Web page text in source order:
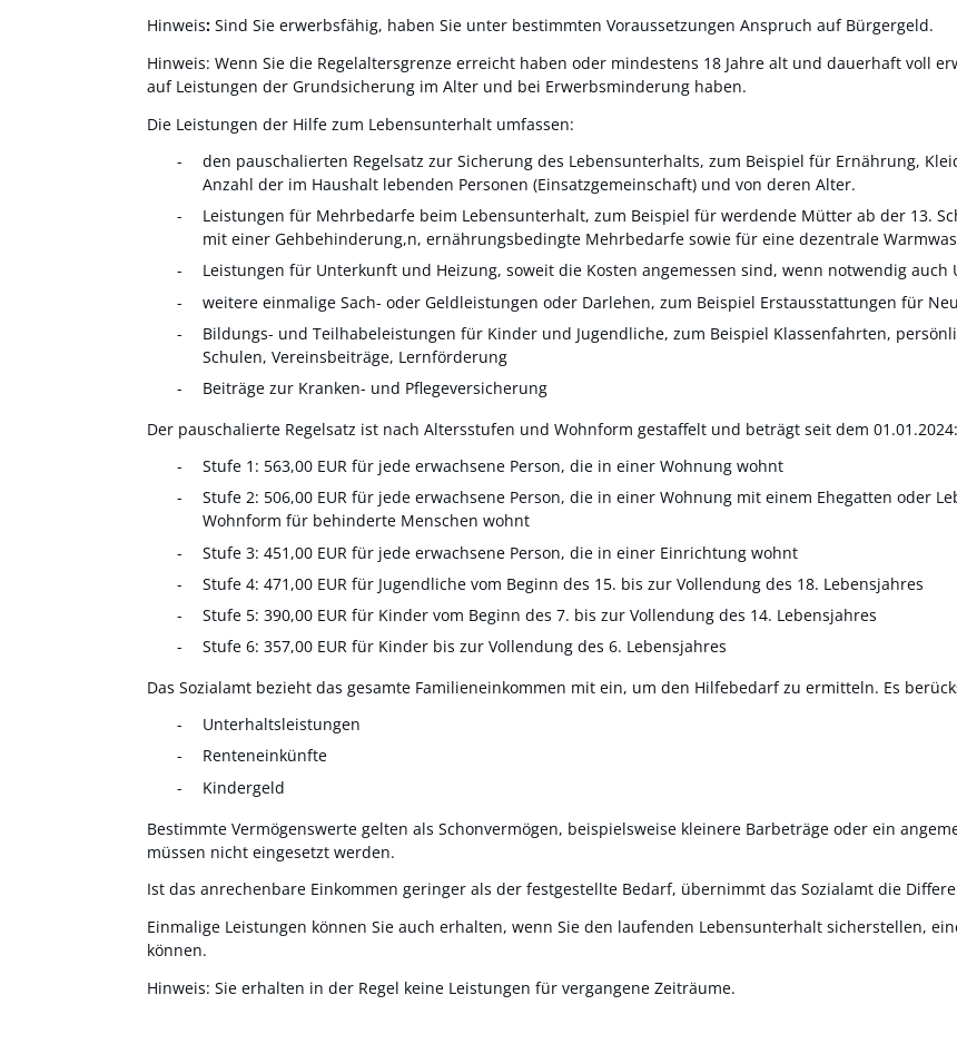
Hinweis: Sind Sie erwerbsfähig, haben Sie unter bestimmten Voraussetzungen Anspruch auf Bürgergeld.
Hinweis: Wenn Sie die Regelaltersgrenze erreicht haben oder mindestens 18 Jahre alt und dauerhaft voll
auf Leistungen der Grundsicherung im Alter und bei Erwerbsminderung haben.
Die Leistungen der Hilfe zum Lebensunterhalt umfassen:
den pauschalierten Regelsatz zur Sicherung des Lebensunterhalts, zum Beispiel für Ernährung,
Anzahl der im Haushalt lebenden Personen (Einsatzgemeinschaft) und von deren Alter.
Leistungen für Mehrbedarfe beim Lebensunterhalt, zum Beispiel für werdende Mütter ab der 13.
mit einer Gehbehinderung,n, ernährungsbedingte Mehrbedarfe sowie für eine dezentrale
Leistungen für Unterkunft und Heizung, soweit die Kosten angemessen sind, wenn notwendig auch
weitere einmalige Sach- oder Geldleistungen oder Darlehen, zum Beispiel Erstausstattungen für
Bildungs- und Teilhabeleistungen für Kinder und Jugendliche, zum Beispiel Klassenfahrten,
Schulen, Vereinsbeiträge, Lernförderung
Beiträge zur Kranken- und Pflegeversicherung
Der pauschalierte Regelsatz ist nach Altersstufen und Wohnform gestaffelt und beträgt seit dem 01.01.2024:
Stufe 1: 563,00 EUR für jede erwachsene Person, die in einer Wohnung wohnt
Stufe 2: 506,00 EUR für jede erwachsene Person, die in einer Wohnung mit einem Ehegatten oder
Wohnform für behinderte Menschen wohnt
Stufe 3: 451,00 EUR für jede erwachsene Person, die in einer Einrichtung wohnt
Stufe 4: 471,00 EUR für Jugendliche vom Beginn des 15. bis zur Vollendung des 18. Lebensjahres
Stufe 5: 390,00 EUR für Kinder vom Beginn des 7. bis zur Vollendung des 14. Lebensjahres
Stufe 6: 357,00 EUR für Kinder bis zur Vollendung des 6. Lebensjahres
Das Sozialamt bezieht das gesamte Familieneinkommen mit ein, um den Hilfebedarf zu ermitteln. Es
Unterhaltsleistungen
Renteneinkünfte
Kindergeld
Bestimmte Vermögenswerte gelten als Schonvermögen, beispielsweise kleinere Barbeträge oder ein
müssen nicht eingesetzt werden.
Ist das anrechenbare Einkommen geringer als der festgestellte Bedarf, übernimmt das Sozialamt die
Einmalige Leistungen können Sie auch erhalten, wenn Sie den laufenden Lebensunterhalt sicherstellen,
können.
Hinweis: Sie erhalten in der Regel keine Leistungen für vergangene Zeiträume.